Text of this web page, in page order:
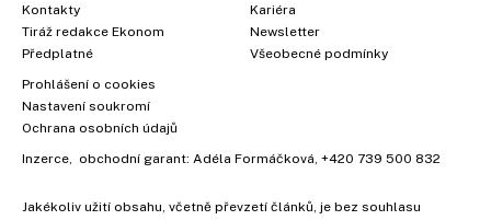
Kontakty
Tiráž redakce Ekonom
Předplatné
Kariéra
Newsletter
Všeobecné podmínky
Prohlášení o cookies
Nastavení soukromí
Ochrana osobních údajů
Inzerce , obchodní garant: Adéla Formáčková +420 739 500 832
Jakékoliv užití obsahu, včetně převzetí článků, je bez souhlasu